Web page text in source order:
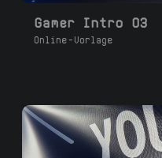
Gamer Intro 03
Online-Vorlage